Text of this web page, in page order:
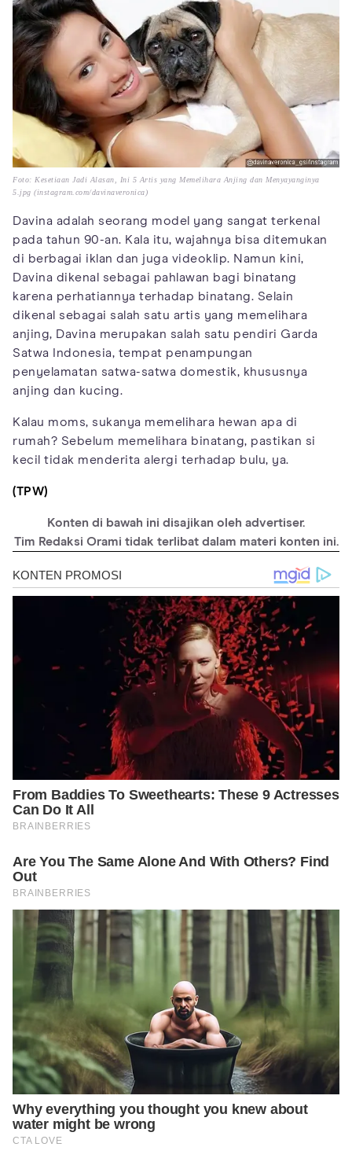
Foto: Kesetiaan Jadi Alasan, Ini 5 Artis yang Memelihara Anjing dan Menyayanginya
5.jpg (instagram.com/davinaveronica)
Davina adalah seorang model yang sangat terkenal
pada tahun 90-an. Kala itu, wajahnya bisa ditemukan
di berbagai iklan dan juga videoklip. Namun kini,
Davina dikenal sebagai pahlawan bagi binatang
karena perhatiannya terhadap binatang. Selain
dikenal sebagai salah satu artis yang memelihara
anjing, Davina merupakan salah satu pendiri Garda
Satwa Indonesia, tempat penampungan
penyelamatan satwa-satwa domestik, khususnya
anjing dan kucing.
Kalau moms, sukanya memelihara hewan apa di
rumah? Sebelum memelihara binatang, pastikan si
kecil tidak menderita alergi terhadap bulu, ya.
(TPW)
Konten di bawah ini disajikan oleh advertiser.
Tim Redaksi Orami tidak terlibat dalam materi konten ini.